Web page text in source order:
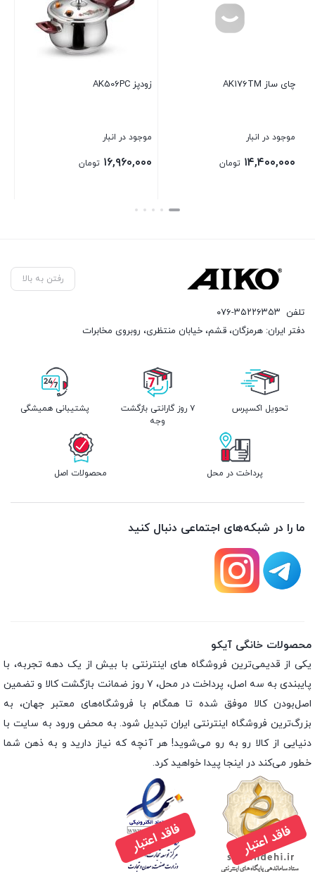
تومان
زودپز AK506PC
۱۶,۹۶۰,۰۰۰ ۲۱,۸۴۰,۰۰۰
رفتن به بالا
تلفن ۰۷۶-۳۵۲۲۶۳۵۳
دفتر ایران: هرمزگان، قشم، خیابان منتظری، روبروی مخابرات
تحویل اکسپرس
۷ روز گارانتی بازگشت
وجه
پشتیبانی همیشگی
پرداخت در محل محصولات اصل
ما را در شبکه‌های اجتماعی دنبال کنید
محصولات خانگی آیکو
یکی از قدیمی‌ترین فروشگاه های اینترنتی با بیش از یک دهه تجربه، با
پایبندی به سه اصل، پرداخت در محل، ۷ روز ضمانت بازگشت کالا و تضمین
اصل‌بودن کالا موفق شده تا همگام با فروشگاه‌های معتبر جهان، به
بزرگ‌ترین فروشگاه اینترنتی ایران تبدیل شود. به محض ورود به سایت با
دنیایی از کالا رو به رو می‌شوید! هر آنچه که نیاز دارید و به ذهن شما
خطور می‌کند در اینجا پیدا خواهید کرد.